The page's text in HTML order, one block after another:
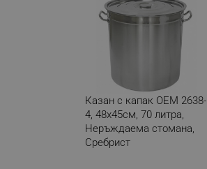
Казан с капак OEM 2638-
4, 48х45см, 70 литра,
Неръждаема стомана,
Сребрист